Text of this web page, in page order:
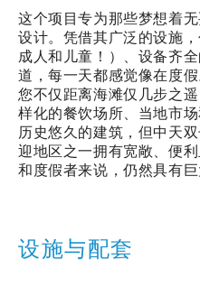
这个项目专为那些梦想着
设计。凭借其广泛的设施
成人和儿童！）、设备齐
道，每一天都感觉像在度
您不仅距离海滩仅几步之
样化的餐饮场所、当地市
历史悠久的建筑，但中天
迎地区之一拥有宽敞、便
和度假者来说，仍然具有巨
设施与配套